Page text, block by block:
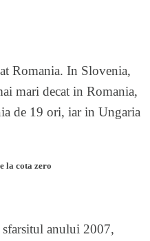
Romania. In Slovenia,
mari decat in Romania,
de 19 ori, iar in Ungaria
la cota zero
anului 2007,